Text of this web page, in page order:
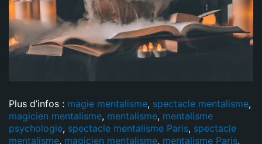
Plus d’infos : magie mentalisme, spectacle mentalisme,
magicien mentalisme, mentalisme, mentalisme
psychologie, spectacle mentalisme Paris, spectacle
mentalisme, magicien mentalisme, mentalisme Paris,